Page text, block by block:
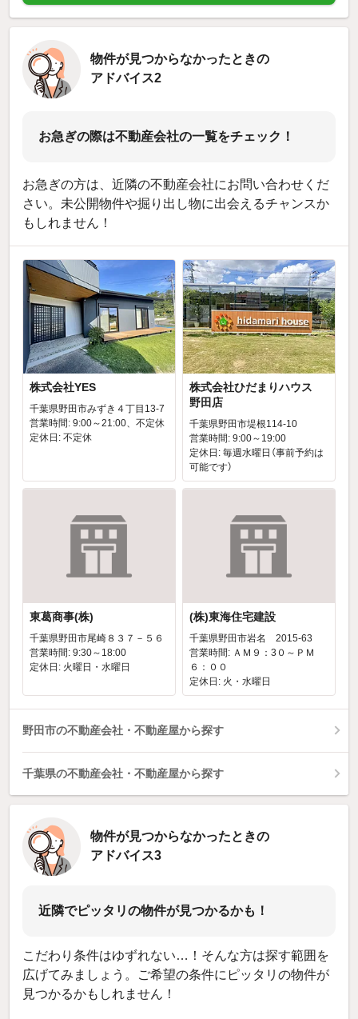
物件が見つからなかったときの
アドバイス2
お急ぎの際は不動産会社の一覧をチェック！
お急ぎの方は、近隣の不動産会社にお問い合わせくだ
さい。未公開物件や掘り出し物に出会えるチャンスか
もしれません！
株式会社YES
千葉県野田市みずき４丁目13-7
営業時間: 9:00～21:00、不定休
定休日: 不定休
株式会社ひだまりハウス
野田店
千葉県野田市堤根114-10
営業時間: 9:00～19:00
定休日: 毎週水曜日（事前予約は
可能です）
東葛商事(株)
千葉県野田市尾崎８３７－５６
営業時間: 9:30～18:00
定休日: 火曜日・水曜日
(株)東海住宅建設
千葉県野田市岩名 2015-63
営業時間: ＡＭ９：3０～ＰＭ
６：００
定休日: 火・水曜日
野田市の不動産会社・不動産屋から探す
千葉県の不動産会社・不動産屋から探す
物件が見つからなかったときの
アドバイス3
近隣でピッタリの物件が見つかるかも！
こだわり条件はゆずれない…！そんな方は探す範囲を
広げてみましょう。ご希望の条件にピッタリの物件が
見つかるかもしれません！